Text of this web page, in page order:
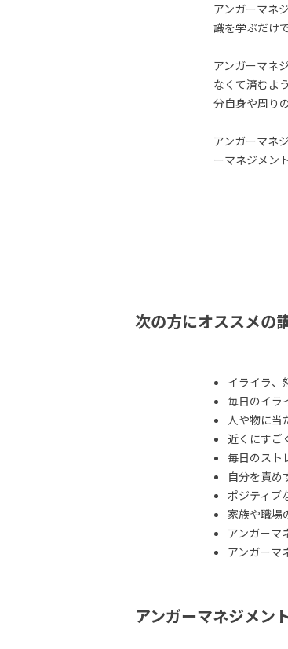
アンガーマネ
識を学ぶだけ
アンガーマネ
なくて済むよ
分自身や周り
アンガーマネ
ーマネジメン
次の方にオススメの
イライラ、
毎日のイラ
人や物に当
近くにすご
毎日のスト
自分を責め
ポジティブ
家族や職場
アンガーマ
アンガーマ
アンガーマネジメン